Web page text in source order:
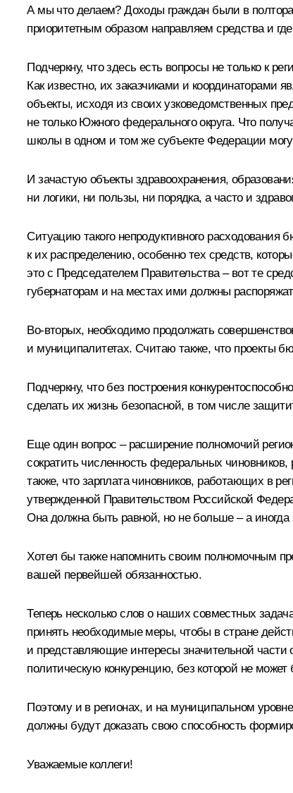
А мы что делаем? Доходы граждан были в
приоритетным образом направляем средства и
Подчеркну, что здесь есть вопросы не только к
Как известно, их заказчиками и координаторами
объекты, исходя из своих узковедомственных
не только Южного федерального округа. Что
школы в одном и том же субъекте Федерации
И зачастую объекты здравоохранения,
ни логики, ни пользы, ни порядка, а часто и
Ситуацию такого непродуктивного расходования
к их распределению, особенно тех средств,
это с Председателем Правительства – вот те
губернаторам и на местах ими должны
Во‑вторых, необходимо продолжать
и муниципалитетах. Считаю также, что проекты
Подчеркну, что без построения
сделать их жизнь безопасной, в том числе
Еще один вопрос – расширение полномочий
сократить численность федеральных
также, что зарплата чиновников, работающих в
утвержденной Правительством Российской
Она должна быть равной, но не больше – а иногда
Хотел бы также напомнить своим полномочным
вашей первейшей обязанностью.
Теперь несколько слов о наших совместных
принять необходимые меры, чтобы в стране
и представляющие интересы значительной части
политическую конкуренцию, без которой не
Поэтому и в регионах, и на муниципальном
должны будут доказать свою способность
Уважаемые коллеги!